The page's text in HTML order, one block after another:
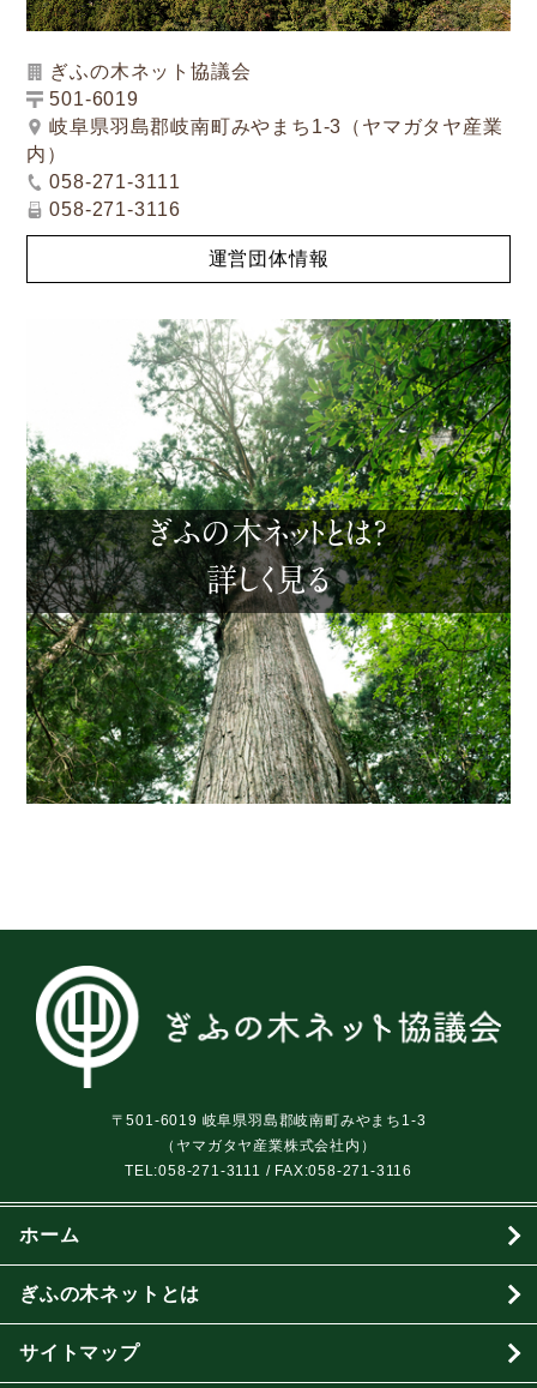
ぎふの木ネット協議会
501-6019
岐阜県羽島郡岐南町みやまち1-3（ヤマガタヤ産業
内）
058-271-3111
058-271-3116
運営団体情報
〒501-6019 岐阜県羽島郡岐南町みやまち1-3
（ヤマガタヤ産業株式会社内）
TEL:058-271-3111 / FAX:058-271-3116
ホーム
ぎふの木ネットとは
サイトマップ